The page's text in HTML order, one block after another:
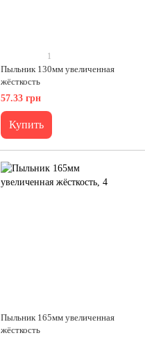
1
Пыльник 130мм увеличенная
жёсткость
57.33 грн
Купить
Пыльник 165мм увеличенная
жёсткость